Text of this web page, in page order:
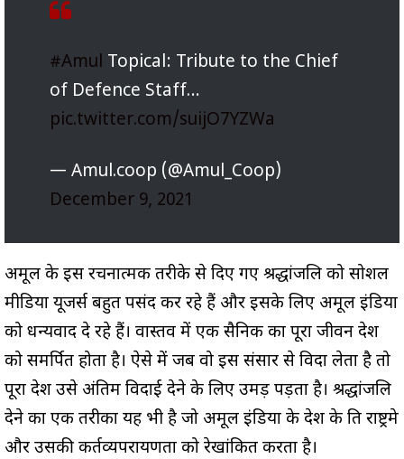
#Amul Topical: Tribute to the Chief
of Defence Staff…
pic.twitter.com/suijO7YZWa
— Amul.coop (@Amul_Coop)
December 9, 2021
अमूल के इस रचनात्मक तरीके से दिए गए श्रद्धांजलि को सोशल
मीडिया यूजर्स बहुत पसंद कर रहे हैं और इसके लिए अमूल इंडिया
को धन्यवाद दे रहे हैं। वास्तव में एक सैनिक का पूरा जीवन देश
को समर्पित होता है। ऐसे में जब वो इस संसार से विदा लेता है तो
पूरा देश उसे अंतिम विदाई देने के लिए उमड़ पड़ता है। श्रद्धांजलि
देने का एक तरीका यह भी है जो अमूल इंडिया के देश के प्रति राष्ट्रप्रेम
और उसकी कर्तव्यपरायणता को रेखांकित करता है।